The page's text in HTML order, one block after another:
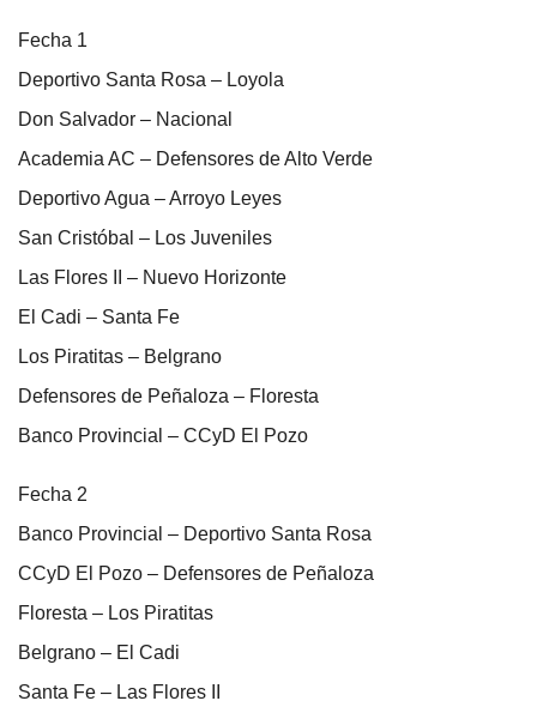
Fecha 1
Deportivo Santa Rosa – Loyola
Don Salvador – Nacional
Academia AC – Defensores de Alto Verde
Deportivo Agua – Arroyo Leyes
San Cristóbal – Los Juveniles
Las Flores II – Nuevo Horizonte
El Cadi – Santa Fe
Los Piratitas – Belgrano
Defensores de Peñaloza – Floresta
Banco Provincial – CCyD El Pozo
Fecha 2
Banco Provincial – Deportivo Santa Rosa
CCyD El Pozo – Defensores de Peñaloza
Floresta – Los Piratitas
Belgrano – El Cadi
Santa Fe – Las Flores II